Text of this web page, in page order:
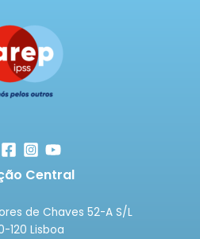
Central
de Chaves 52-A S/L
120 Lisboa